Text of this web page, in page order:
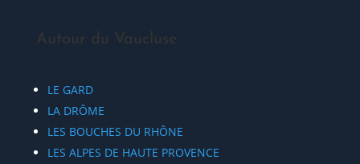
Autour du Vaucluse
LE GARD
LA DRÔME
LES BOUCHES DU RHÔNE
LES ALPES DE HAUTE PROVENCE